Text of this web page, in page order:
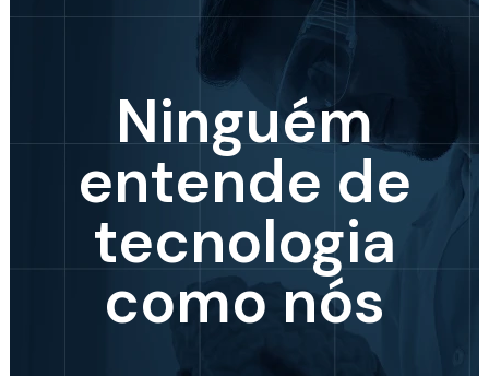
Ninguém
entende de
tecnologia
como nós